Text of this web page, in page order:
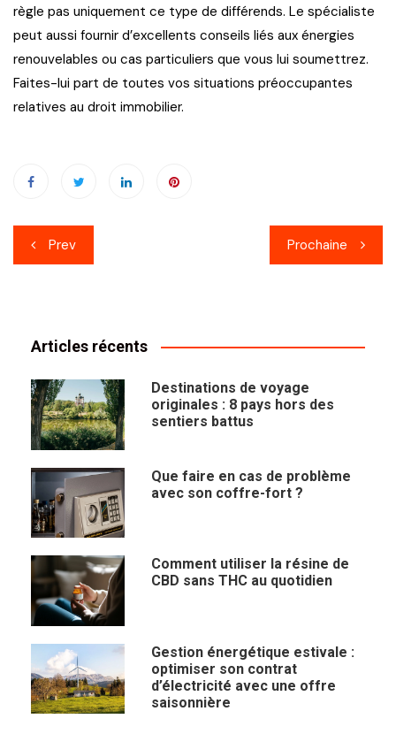
règle pas uniquement ce type de différends. Le spécialiste
peut aussi fournir d’excellents conseils liés aux énergies
renouvelables ou cas particuliers que vous lui soumettrez.
Faites-lui part de toutes vos situations préoccupantes
relatives au droit immobilier.
Navigation
de
Prev Prochaine
Articles récents
Destinations de voyage
originales : 8 pays hors des
sentiers battus
Que faire en cas de problème
avec son coffre-fort ?
Comment utiliser la résine de
CBD sans THC au quotidien
Gestion énergétique estivale :
optimiser son contrat
d’électricité avec une offre
saisonnière